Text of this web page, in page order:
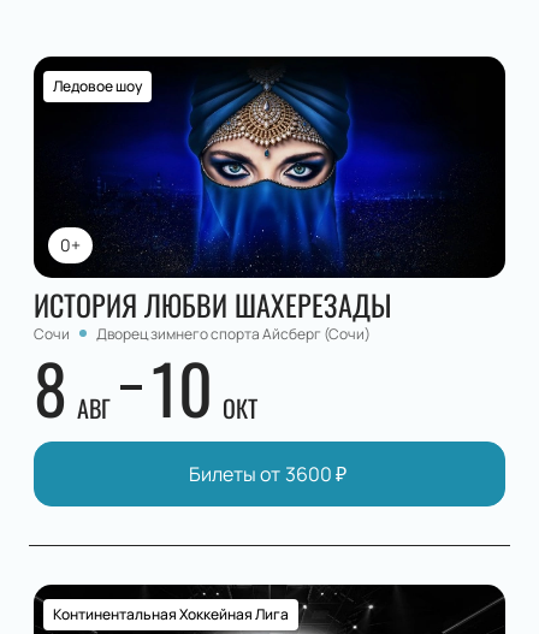
0+
Ледовое шоу
ИСТОРИЯ ЛЮБВИ ШАХЕРЕЗАДЫ
Сочи Дворец зимнего спорта Айсберг (Сочи)
8 АВГ 10 ОКТ
Билеты от 3600₽
Континентальная Хоккейная Лига